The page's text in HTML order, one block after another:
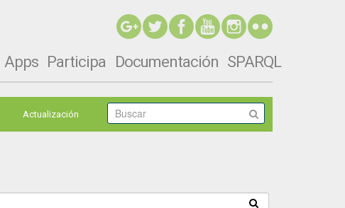
Apps Participa Documentación SPARQL
Actualización